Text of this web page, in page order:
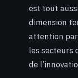
est tout
dimension
attention
les secteurs
de